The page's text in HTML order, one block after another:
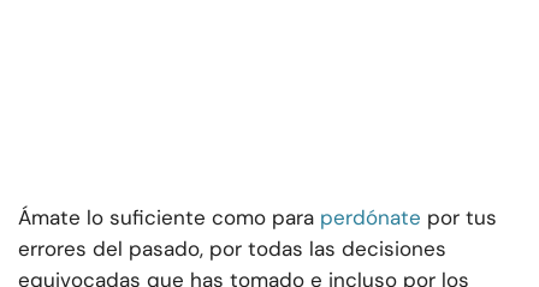
Ámate lo suficiente como para perdónate por tus
errores del pasado, por todas las decisiones
equivocadas que has tomado e incluso por los